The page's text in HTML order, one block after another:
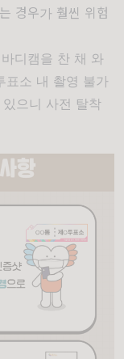
경우가 훨씬 위험
디캠을 찬 채 와
표소 내 촬영 불가
으니 사전 탈착